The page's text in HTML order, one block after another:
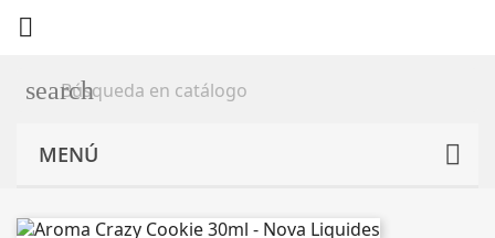

search
MENÚ